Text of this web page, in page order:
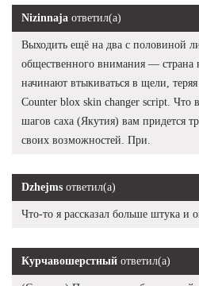
Nizinnaja ответил(а)
Выходить ещё на два с половиной
общественного внимания —
начинают втыкиваться в щели,
Counter blox skin changer script. Что
шагов саха (Якутия) вам придется
своих возможностей. При.
Dzhejms ответил(а)
Что-то я рассказал больше штука и
Курчавошерстный ответил(а)